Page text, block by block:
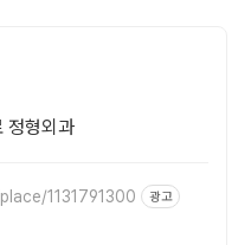
정형외과
1131791300 광고